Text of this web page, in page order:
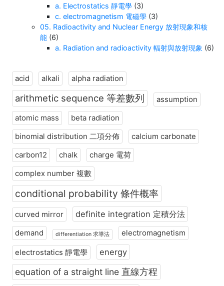
a. Electrostatics 靜電學 (3)
c. electromagnetism 電磁學 (3)
05. Radioactivity and Nuclear Energy 放射現象和核
能 (6)
a. Radiation and radioactivity 輻射與放射現象 (6)
acid alkali alpha radiation
arithmetic sequence 等差數列
assumption
atomic mass
beta radiation
binomial distribution 二項分佈
calcium carbonate
carbon12
chalk
charge 電荷
complex number 複數
conditional probability 條件概率
curved mirror definite integration 定積分法
demand differentiation 求導法 electromagnetism
electrostatics 靜電學 energy
equation of a straight line 直線方程